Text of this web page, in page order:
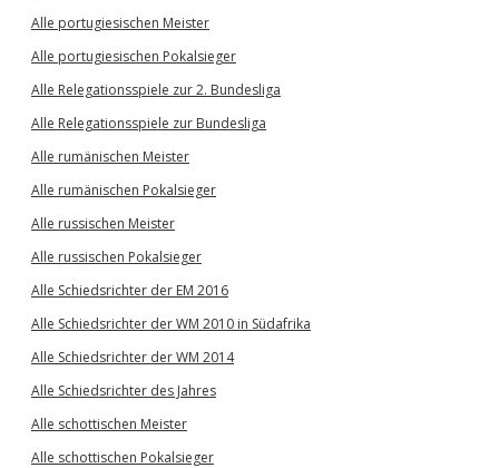
Alle portugiesischen Meister
Alle portugiesischen Pokalsieger
Alle Relegationsspiele zur 2. Bundesliga
Alle Relegationsspiele zur Bundesliga
Alle rumänischen Meister
Alle rumänischen Pokalsieger
Alle russischen Meister
Alle russischen Pokalsieger
Alle Schiedsrichter der EM 2016
Alle Schiedsrichter der WM 2010 in Südafrika
Alle Schiedsrichter der WM 2014
Alle Schiedsrichter des Jahres
Alle schottischen Meister
Alle schottischen Pokalsieger